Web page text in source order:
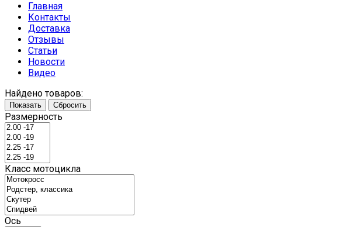
Главная
Контакты
Доставка
Отзывы
Статьи
Новости
Видео
Найдено товаров:
Показать Сбросить
Размерность
Класс мотоцикла
Ось